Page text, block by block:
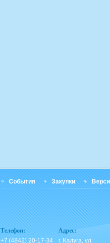
События Закупки
Телефон:
+7 (4842) 20-17-34
Адрес:
г. Калуга, ул.